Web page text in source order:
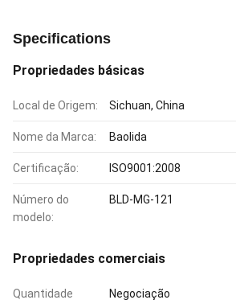
Specifications
Propriedades básicas
Local de Origem: Sichuan, China
Nome da Marca: Baolida
Certificação: ISO9001:2008
Número do
modelo:
BLD-MG-121
Propriedades comerciais
Quantidade
Negociação